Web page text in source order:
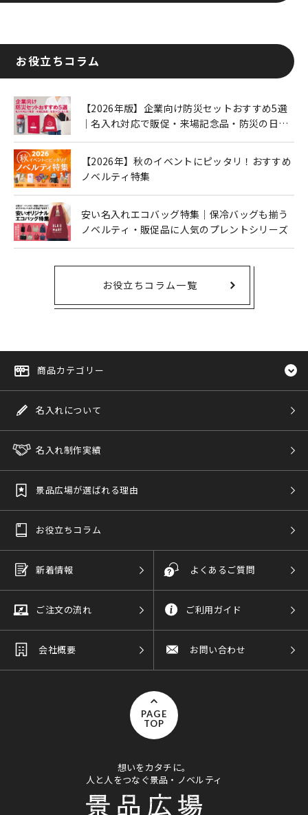
お役立ちコラム
【2026年版】企業向け防災セットおすすめ5選
｜名入れ対応で販促・来場記念品・防災の日に
【2026年】秋のイベントにピッタリ！おすすめ
ノベルティ特集
安い名入れエコバッグ特集｜保冷バッグも揃う
ノベルティ・販促品に人気のプレントシリーズ
お役立ちコラム一覧
商品カテゴリー
名入れについて
名入れ制作実績
景品広場が選ばれる理由
お役立ちコラム
新着情報 よくあるご質問
ご注文の流れ ご利用ガイド
会社概要 お問い合わせ
PAGE
TOP
想いをカタチに。
人と人をつなぐ景品・ノベルティ